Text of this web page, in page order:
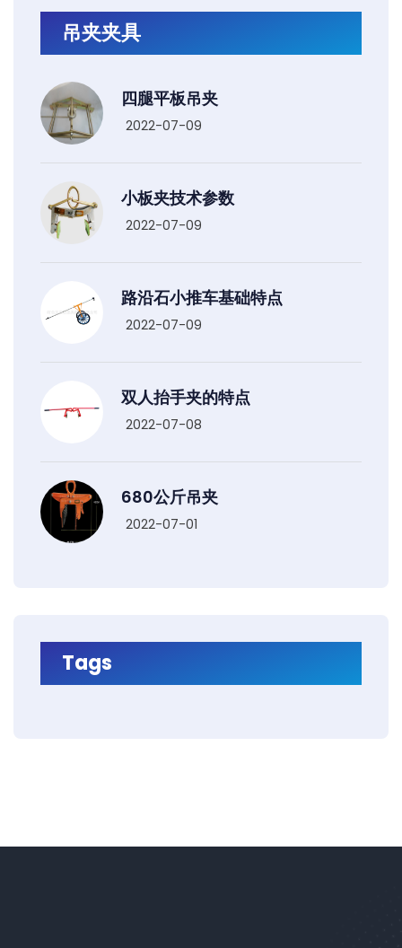
吊夹夹具
四腿平板吊夹
2022-07-09
小板夹技术参数
2022-07-09
路沿石小推车基础特点
2022-07-09
双人抬手夹的特点
2022-07-08
680公斤吊夹
2022-07-01
Tags